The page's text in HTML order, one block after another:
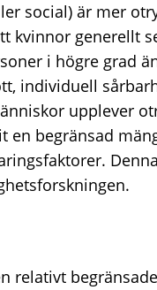
social) är mer
kvinnor generellt
i högre grad
individuell
upplever
begränsad
relativt